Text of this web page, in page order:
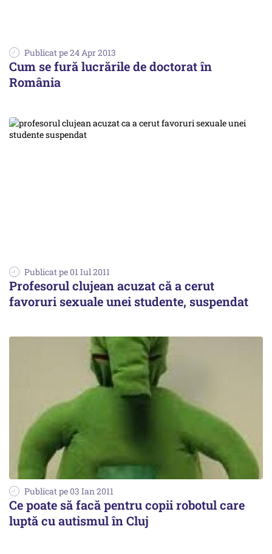
Publicat pe 24 Apr 2013
Cum se fură lucrările de doctorat în
România
Publicat pe 01 Iul 2011
Profesorul clujean acuzat că a cerut
favoruri sexuale unei studente, suspendat
Publicat pe 03 Ian 2011
Ce poate să facă pentru copii robotul care
luptă cu autismul în Cluj